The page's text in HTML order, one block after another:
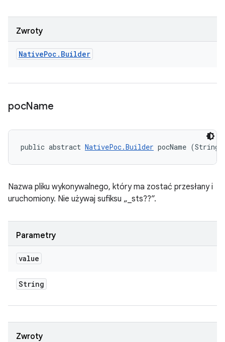
Zwroty
NativePoc . Builder
pocName
public abstract NativePoc.Builder pocName (String
Nazwa pliku wykonywalnego, który ma zostać przesłany i
uruchomiony. Nie używaj sufiksu „_sts??”.
Parametry
value
String
Zwroty